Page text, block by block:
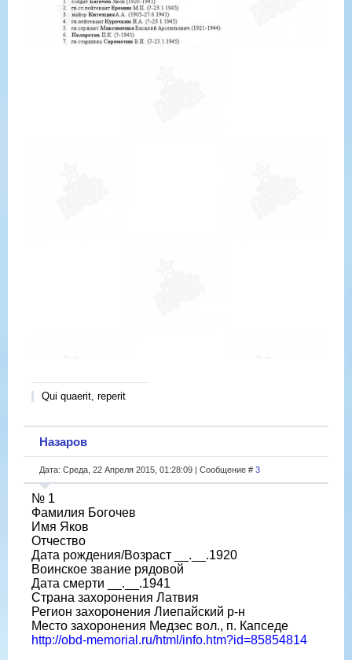
Qui quaerit, reperit
Назаров
Дата: Среда, 22 Апреля 2015, 01:28:09 | Сообщение # 3
№ 1
Фамилия Богочев
Имя Яков
Отчество
Дата рождения/Возраст __.__.1920
Воинское звание рядовой
Дата смерти __.__.1941
Страна захоронения Латвия
Регион захоронения Лиепайский р-н
Место захоронения Медзес вол., п. Капседе
http://obd-memorial.ru/html/info.htm?id=85854814